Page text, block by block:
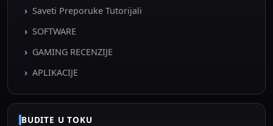
Saveti Preporuke Tutorijali
SOFTWARE
GAMING RECENZIJE
APLIKACIJE
BUDITE U TOKU